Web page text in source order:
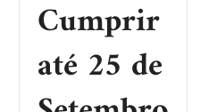
Cumprir
até 25 de